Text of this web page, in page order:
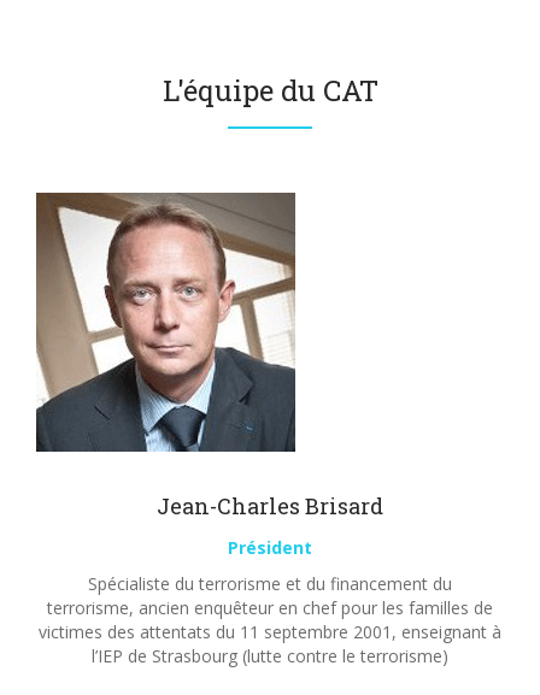
L'équipe du CAT
Jean-Charles Brisard
Président
Spécialiste du terrorisme et du financement du
terrorisme, ancien enquêteur en chef pour les familles de
victimes des attentats du 11 septembre 2001, enseignant à
l’IEP de Strasbourg (lutte contre le terrorisme)